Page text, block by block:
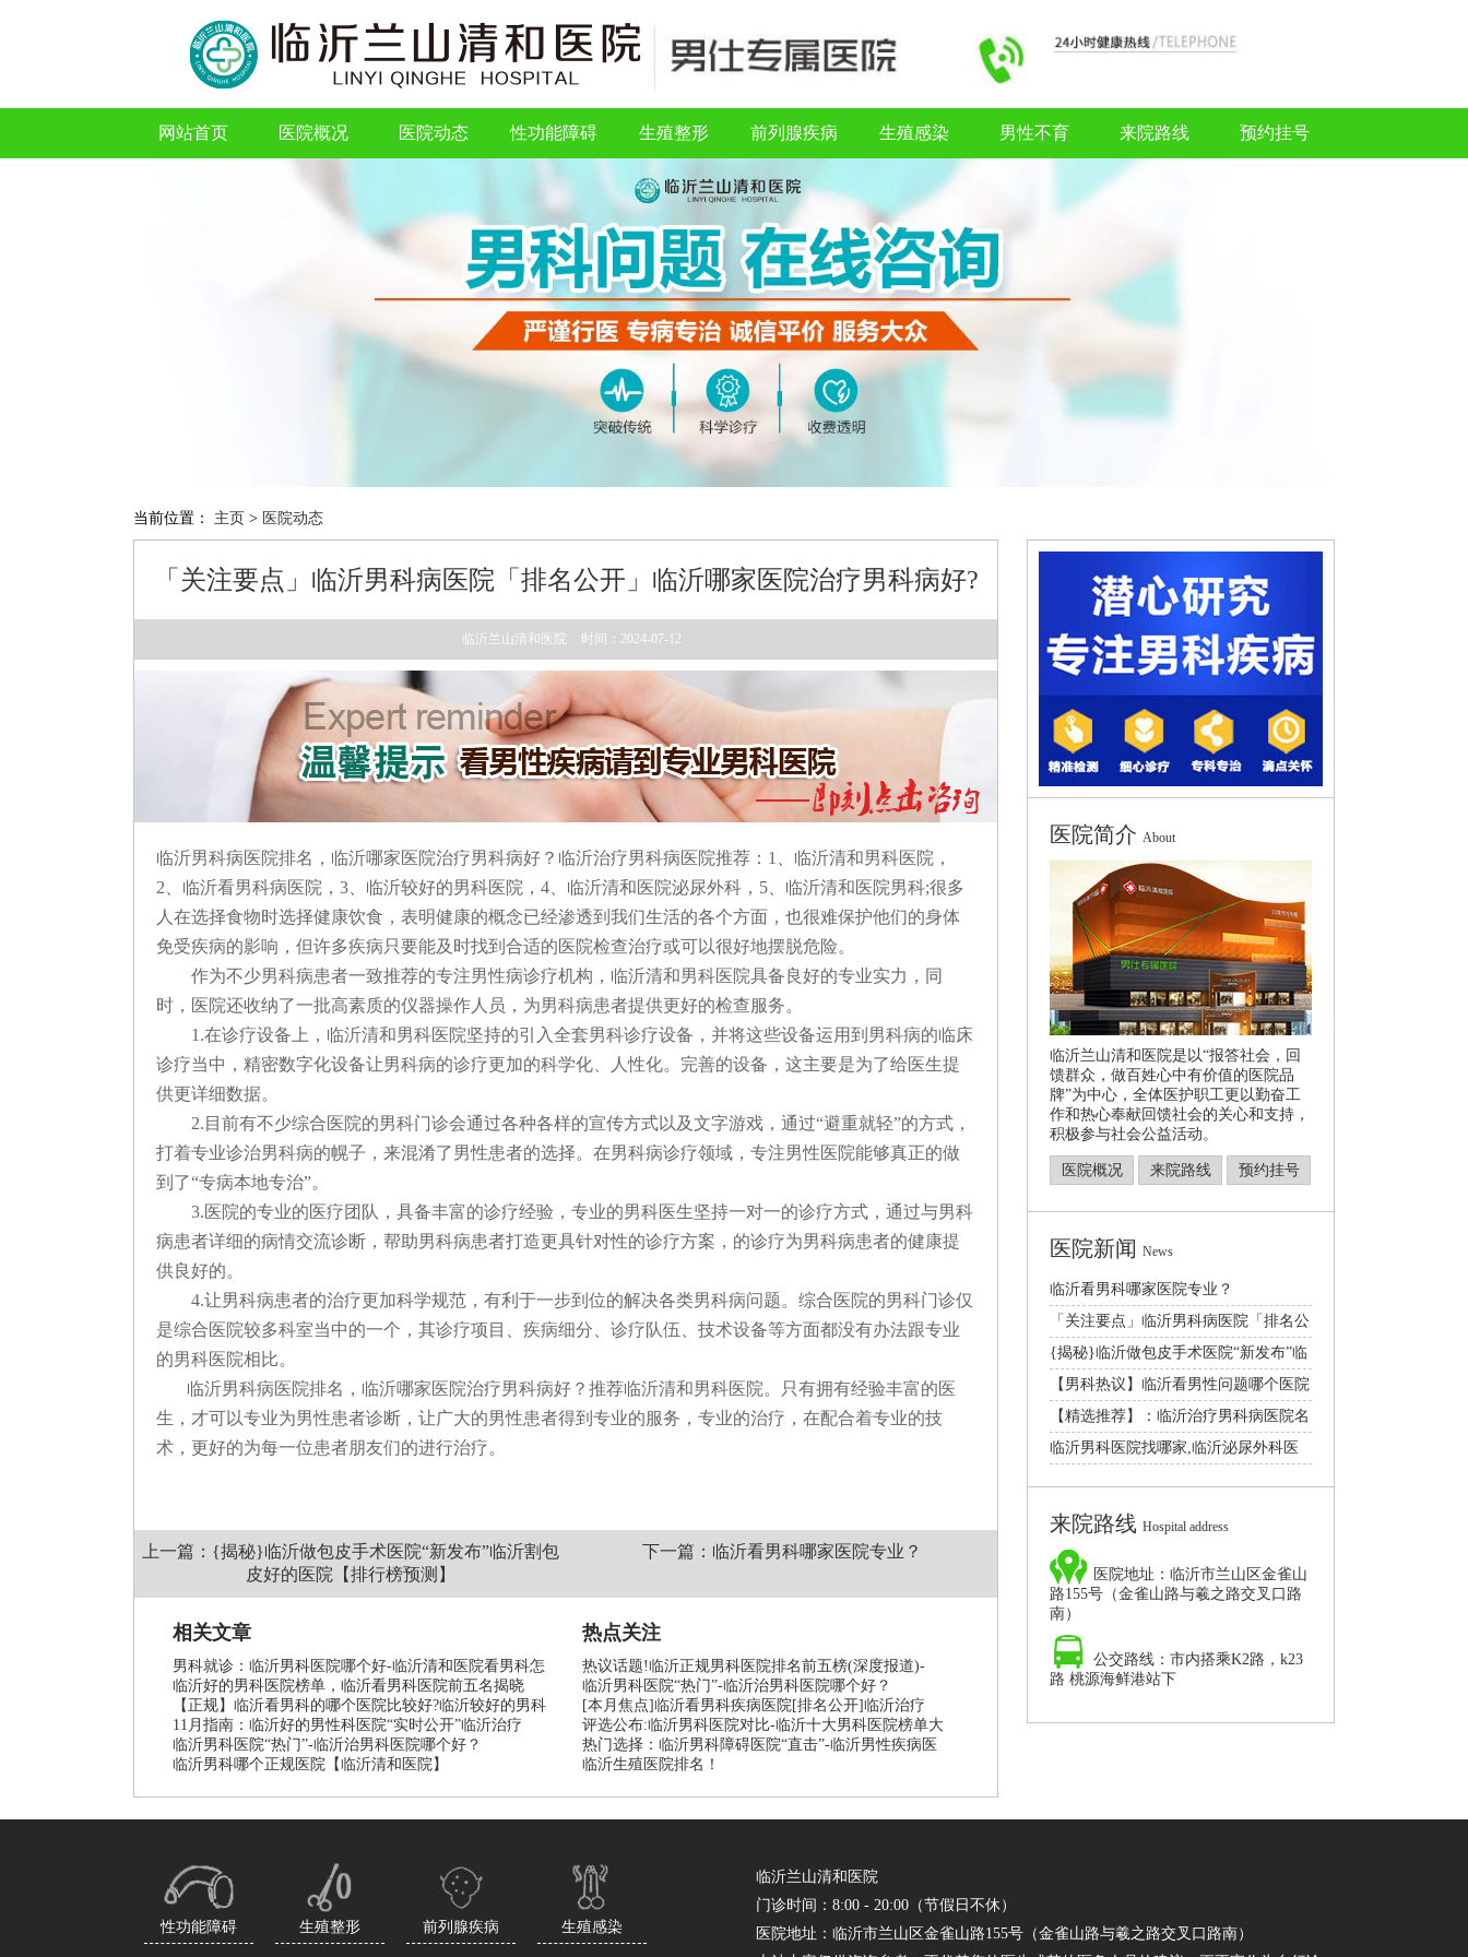
网站首页 医院概况 医院动态 性功能障碍
性功能障碍
生殖整形
生殖整形
前列腺疾病
前列腺疾病
生殖感染
生殖感染
男性不育 来院路线
来院路线
预约挂号
当前位置： 主页 > 医院动态
「关注要点」临沂男科病医院「排名公开」临沂哪家医院治疗男科病好?
临沂兰山清和医院 时间：2024-07-12
临沂男科病医院排名， 临沂哪家医院治疗男科病好？ 临沂治疗男科病医院推荐： 1、 临沂清和男科医院，
2、 临沂看男科病医院， 3、 临沂较好的男科医院， 4、 临沂清和医院泌尿外科， 5、 临沂清和医院男科;很多
人在选择食物时选择健康饮食，表明健康的概念已经渗透到我们生活的各个方面，也很难保护他们的身体
免受疾病的影响，但许多疾病只要能及时找到合适的医院检查治疗或可以很好地摆脱危险。
作为不少男科病患者一致推荐的专注男性病诊疗机构， 临沂清和男科医院具备良好的专业实力，同
时，医院还收纳了一批高素质的仪器操作人员，为男科病患者提供更好的检查服务。
1.在诊疗设备上， 临沂清和男科医院坚持的引入全套男科诊疗设备，并将这些设备运用到男科病的临床
诊疗当中，精密数字化设备让男科病的诊疗更加的科学化、人性化。完善的设备，这主要是为了给医生提
供更详细数据。
2.目前有不少综合医院的男科门诊会通过各种各样的宣传方式以及文字游戏，通过“避重就轻”的方式，
打着专业诊治男科病的幌子，来混淆了男性患者的选择。在男科病诊疗领域，专注男性医院能够真正的做
到了“专病本地专治”。
3.医院的专业的医疗团队，具备丰富的诊疗经验，专业的男科医生坚持一对一的诊疗方式，通过与男科
病患者详细的病情交流诊断，帮助男科病患者打造更具针对性的诊疗方案，的诊疗为男科病患者的健康提
供良好的。
4.让男科病患者的治疗更加科学规范，有利于一步到位的解决各类男科病问题。综合医院的男科门诊仅
是综合医院较多科室当中的一个，其诊疗项目、疾病细分、诊疗队伍、技术设备等方面都没有办法跟专业
的男科医院相比。
临沂男科病医院排名， 临沂哪家医院治疗男科病好？推荐临沂清和男科医院。只有拥有经验丰富的医
生，才可以专业为男性患者诊断，让广大的男性患者得到专业的服务，专业的治疗，在配合着专业的技
术，更好的为每一位患者朋友们的进行治疗。
上一篇：{揭秘}临沂做包皮手术医院“新发布”临沂割包
皮好的医院【排行榜预测】
下一篇：临沂看男科哪家医院专业？
相关文章
男科就诊：临沂男科医院哪个好-临沂清和医院看男科怎
临沂好的男科医院榜单，临沂看男科医院前五名揭晓
【正规】临沂看男科的哪个医院比较好?临沂较好的男科
11月指南：临沂好的男性科医院“实时公开”临沂治疗
临沂男科医院“热门”-临沂治男科医院哪个好？
临沂男科哪个正规医院【临沂清和医院】
热点关注
热议话题!临沂正规男科医院排名前五榜(深度报道)-
临沂男科医院“热门”-临沂治男科医院哪个好？
[本月焦点]临沂看男科疾病医院[排名公开]临沂治疗
评选公布:临沂男科医院对比-临沂十大男科医院榜单大
热门选择：临沂男科障碍医院“直击”-临沂男性疾病医
临沂生殖医院排名！
医院简介 About
临沂兰山清和医院是以“报答社会，回
馈群众，做百姓心中有价值的医院品
牌”为中心，全体医护职工更以勤奋工
作和热心奉献回馈社会的关心和支持，
积极参与社会公益活动。
医院概况 来院路线 预约挂号
医院新闻 News
临沂看男科哪家医院专业？
「关注要点」临沂男科病医院「排名公
开」临沂哪家医院
{揭秘}临沂做包皮手术医院“新发布”临
沂割包皮好的
【男科热议】临沂看男性问题哪个医院
好[2024年度
【精选推荐】：临沂治疗男科病医院名
单更新|总榜发布
临沂男科医院找哪家,临沂泌尿外科医
来院路线 Hospital address
医院地址：临沂市兰山区金雀山
路155号（金雀山路与羲之路交叉口路
南）
公交路线：市内搭乘K2路，k23
路 桃源海鲜港站下
性功能障碍 生殖整形 前列腺疾病 生殖感染
临沂兰山清和医院
门诊时间：8:00 - 20:00（节假日不休）
医院地址：临沂市兰山区金雀山路155号（金雀山路与羲之路交叉口路南）